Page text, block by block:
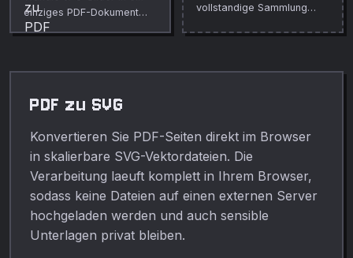
einziges PDF-Dokument
um.
vollstandige Sammlung
PDF zu SVG
Konvertieren Sie PDF-Seiten direkt im Browser
in skalierbare SVG-Vektordateien. Die
Verarbeitung laeuft komplett in Ihrem Browser,
sodass keine Dateien auf einen externen Server
hochgeladen werden und auch sensible
Unterlagen privat bleiben.